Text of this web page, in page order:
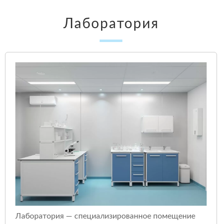
Лаборатория
Лаборатория — специализированное помещение